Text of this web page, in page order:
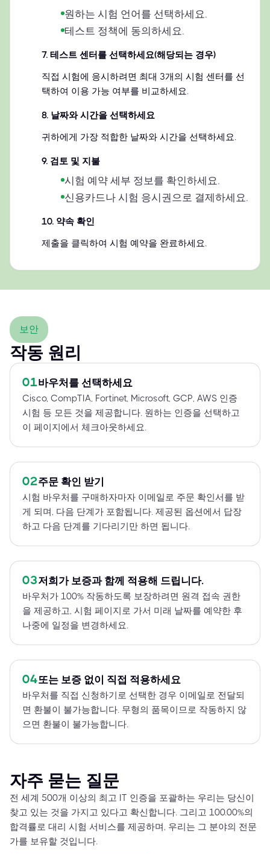
원하는 시험 언어를 선택하세요.
테스트 정책에 동의하세요.
7. 테스트 센터를 선택하세요(해당되는 경우)
직접 시험에 응시하려면 최대 3개의 시험 센터를 선
택하여 이용 가능 여부를 비교하세요.
8. 날짜와 시간을 선택하세요
귀하에게 가장 적합한 날짜와 시간을 선택하세요.
9. 검토 및 지불
시험 예약 세부 정보를 확인하세요.
신용카드나 시험 응시권으로 결제하세요.
10. 약속 확인
제출을 클릭하여 시험 예약을 완료하세요.
보안
작동 원리
01바우처를 선택하세요
Cisco, CompTIA, Fortinet, Microsoft, GCP, AWS 인증
시험 등 모든 것을 제공합니다. 원하는 인증을 선택하고
이 페이지에서 체크아웃하세요.
02주문 확인 받기
시험 바우처를 구매하자마자 이메일로 주문 확인서를 받
게 되며, 다음 단계가 포함됩니다. 제공된 옵션에서 답장
하고 다음 단계를 기다리기만 하면 됩니다.
03저희가 보증과 함께 적용해 드립니다.
바우처가 100% 작동하도록 보장하려면 원격 접속 권한
을 제공하고, 시험 페이지로 가서 미래 날짜를 예약한 후
나중에 일정을 변경하세요.
04또는 보증 없이 직접 적용하세요
바우처를 직접 신청하기로 선택한 경우 이메일로 전달되
면 환불이 불가능합니다. 무형의 품목이므로 작동하지 않
으면 환불이 불가능합니다.
자주 묻는 질문
전 세계 500개 이상의 최고 IT 인증을 포괄하는 우리는 당신이
찾고 있는 것을 가지고 있다고 확신합니다. 그리고 100.00%의
합격률로 대리 시험 서비스를 제공하며, 우리는 그 분야의 전문
가를 보유할 것입니다.